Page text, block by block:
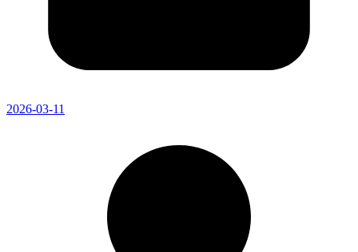
2026-03-11